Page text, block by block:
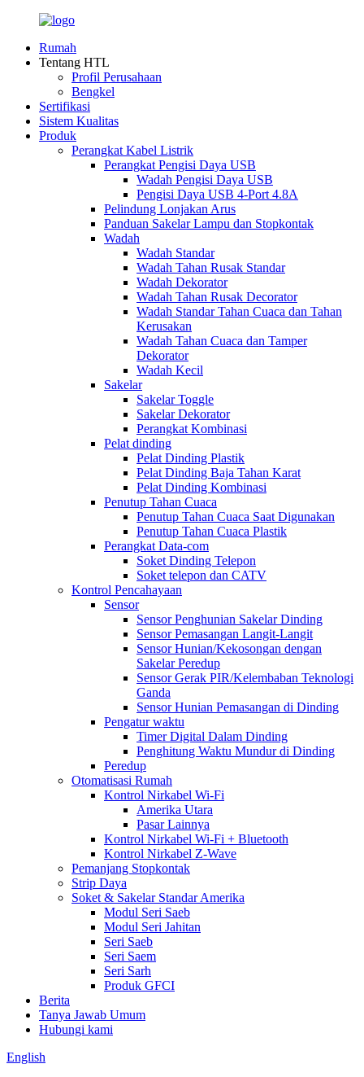
Rumah
Tentang HTL
Profil Perusahaan
Bengkel
Sertifikasi
Sistem Kualitas
Produk
Perangkat Kabel Listrik
Perangkat Pengisi Daya USB
Wadah Pengisi Daya USB
Pengisi Daya USB 4-Port 4.8A
Pelindung Lonjakan Arus
Panduan Sakelar Lampu dan Stopkontak
Wadah
Wadah Standar
Wadah Tahan Rusak Standar
Wadah Dekorator
Wadah Tahan Rusak Decorator
Wadah Standar Tahan Cuaca dan Tahan
Kerusakan
Wadah Tahan Cuaca dan Tamper
Dekorator
Wadah Kecil
Sakelar
Sakelar Toggle
Sakelar Dekorator
Perangkat Kombinasi
Pelat dinding
Pelat Dinding Plastik
Pelat Dinding Baja Tahan Karat
Pelat Dinding Kombinasi
Penutup Tahan Cuaca
Penutup Tahan Cuaca Saat Digunakan
Penutup Tahan Cuaca Plastik
Perangkat Data-com
Soket Dinding Telepon
Soket telepon dan CATV
Kontrol Pencahayaan
Sensor
Sensor Penghunian Sakelar Dinding
Sensor Pemasangan Langit-Langit
Sensor Hunian/Kekosongan dengan
Sakelar Peredup
Sensor Gerak PIR/Kelembaban Teknologi
Ganda
Sensor Hunian Pemasangan di Dinding
Pengatur waktu
Timer Digital Dalam Dinding
Penghitung Waktu Mundur di Dinding
Peredup
Otomatisasi Rumah
Kontrol Nirkabel Wi-Fi
Amerika Utara
Pasar Lainnya
Kontrol Nirkabel Wi-Fi + Bluetooth
Kontrol Nirkabel Z-Wave
Pemanjang Stopkontak
Strip Daya
Soket & Sakelar Standar Amerika
Modul Seri Saeb
Modul Seri Jahitan
Seri Saeb
Seri Saem
Seri Sarh
Produk GFCI
Berita
Tanya Jawab Umum
Hubungi kami
English